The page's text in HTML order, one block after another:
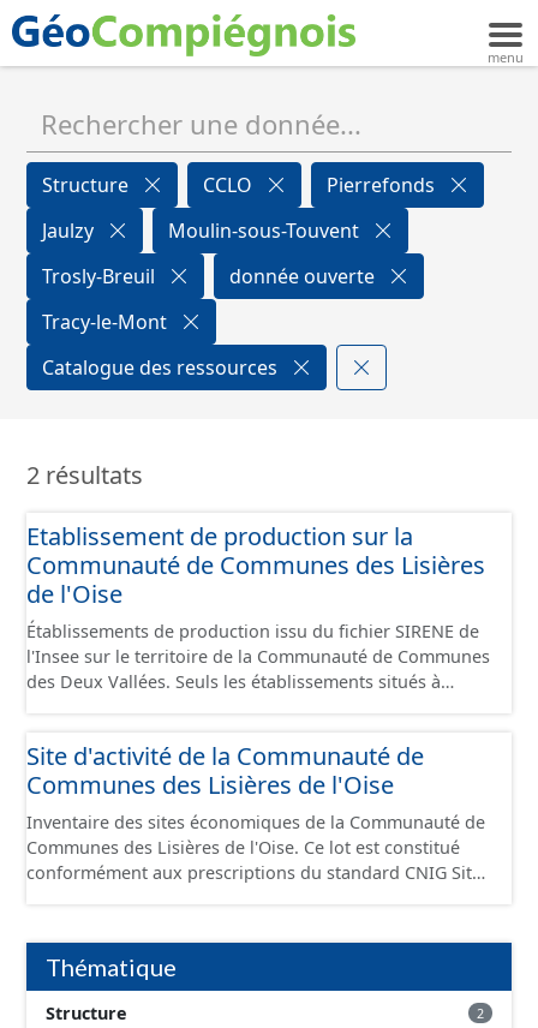
Structure CCLO
Pierrefonds
Jaulzy
Moulin-sous-Touvent
Trosly-Breuil
donnée ouverte
Tracy-le-Mont
Catalogue des ressources
2 résultats
Etablissement de production sur la
Communauté de Communes des Lisières
de l'Oise
Établissements de production issu du fichier SIRENE de
l'Insee sur le territoire de la Communauté de Communes
des Deux Vallées. Seuls les établissements situés à
conformément aux prescriptions du standard CNIG Sites
Économiques. Ce lot ne contient pas la référence aux
delà des prescriptions du CNIG se limitant aux SCI.
Site d'activité de la Communauté de
Communes des Lisières de l'Oise
Inventaire des sites économiques de la Communauté de
Communes des Lisières de l'Oise. Ce lot est constitué
conformément aux prescriptions du standard CNIG Sites
Thématique
Structure 2